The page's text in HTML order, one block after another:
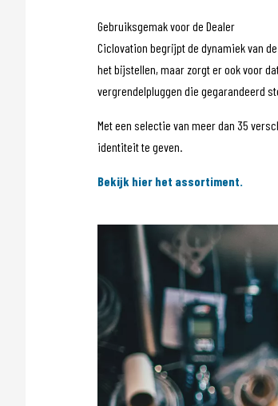
Gebruiksgemak voor de Dealer
Ciclovation begrijpt de dynamiek van
het bijstellen, maar zorgt er ook voor
vergrendelpluggen die gegarandeerd
Met een selectie van meer dan 35
identiteit te geven.
Bekijk hier het assortiment.